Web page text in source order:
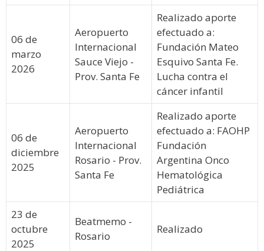
06 de
marzo
2026
Aeropuerto
Internacional
Sauce Viejo -
Prov. Santa Fe
Realizado aporte
efectuado a:
Fundación Mateo
Esquivo Santa Fe.
Lucha contra el
cáncer infantil
06 de
diciembre
2025
Aeropuerto
Internacional
Rosario - Prov.
Santa Fe
Realizado aporte
efectuado a: FAOHP
Fundación
Argentina Onco
Hematológica
Pediátrica
23 de
octubre
2025
Beatmemo -
Rosario
Realizado